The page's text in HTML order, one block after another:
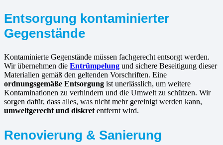
Entsorgung kontaminierter
Gegenstände
Kontaminierte Gegenstände müssen fachgerecht entsorgt werden.
Wir übernehmen die Entrümpelung und sichere Beseitigung dieser
Materialien gemäß den geltenden Vorschriften. Eine
ordnungsgemäße Entsorgung ist unerlässlich, um weitere
Kontaminationen zu verhindern und die Umwelt zu schützen. Wir
sorgen dafür, dass alles, was nicht mehr gereinigt werden kann,
umweltgerecht und diskret entfernt wird.
Renovierung & Sanierung